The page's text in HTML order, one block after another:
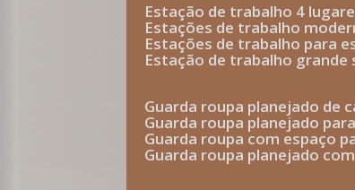
estação de trabalho 4
estações de trabalho
estações de trabalho para
estação de trabalho grande
guarda roupa planejado de
guarda roupa planejado
guarda roupa com espaço
guarda roupa planejado